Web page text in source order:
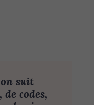
suit
codes,